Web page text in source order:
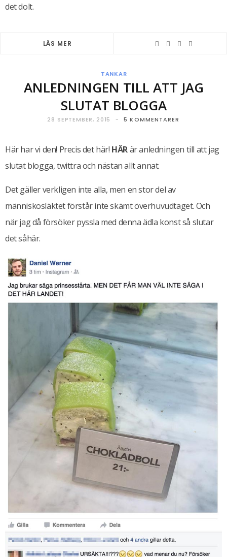
det dolt.
LÄS MER
TANKAR
ANLEDNINGEN TILL ATT JAG
SLUTAT BLOGGA
28 SEPTEMBER, 2015 5 KOMMENTARER
Här har vi den! Precis det här! HÄRär anledningen till att jag
slutat blogga, twittra och nästan allt annat.
Det gäller verkligen inte alla, men en stor del av
människosläktet förstår inte skämt överhuvudtaget. Och
när jag då försöker pyssla med denna ädla konst så slutar
det såhär.